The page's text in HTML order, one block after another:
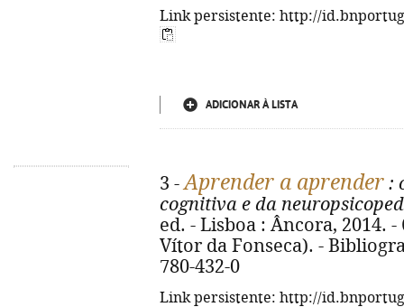
Link persistente: http://
ADICIONAR À LISTA
3 -Aprender a aprender :
cognitiva e da
ed. - Lisboa : Âncora, 2014.
Vítor da Fonseca). -
780-432-0
Link persistente: http://